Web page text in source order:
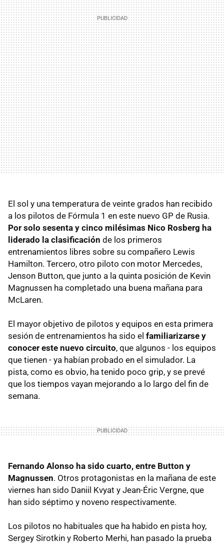
El sol y una temperatura de veinte grados han recibido
a los pilotos de Fórmula 1 en este nuevo GP de Rusia.
Por solo sesenta y cinco milésimas Nico Rosberg ha
liderado la clasificación de los primeros
entrenamientos libres sobre su compañero Lewis
Hamilton. Tercero, otro piloto con motor Mercedes,
Jenson Button, que junto a la quinta posición de Kevin
Magnussen ha completado una buena mañana para
McLaren.
El mayor objetivo de pilotos y equipos en esta primera
sesión de entrenamientos ha sido el familiarizarse y
conocer este nuevo circuito, que algunos - los equipos
que tienen - ya habían probado en el simulador. La
pista, como es obvio, ha tenido poco grip, y se prevé
que los tiempos vayan mejorando a lo largo del fin de
semana.
Fernando Alonso ha sido cuarto, entre Button y
Magnussen. Otros protagonistas en la mañana de este
viernes han sido Daniil Kvyat y Jean-Éric Vergne, que
han sido séptimo y noveno respectivamente.
Los pilotos no habituales que ha habido en pista hoy,
Sergey Sirotkin y Roberto Merhi, han pasado la prueba